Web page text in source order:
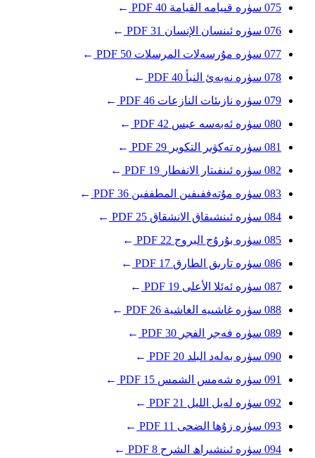
075 سۈرە قىيامە القيامة 40
PDF
→
076 سۈرە ئىنسان الإنسان 31
PDF
→
077 سۈرە مۇرسەلات المرسلات 50
PDF
→
078 سۈرە نەبەئ النبأ 40
PDF
→
079 سۈرە نازىئات النازعات 46
PDF
→
080 سۈرە ئەبەسە عبس 42
PDF
→
081 سۈرە تەكۋىر التكوير 29
PDF
→
082 سۈرە ئىنفىتار الانفطار 19
PDF
→
083 سۈرە مۇتەففىفىن المطففين 36
PDF
→
084 سۈرە ئىنشىقاق الانشقاق 25
PDF
→
085 سۈرە بۇرۇج البروج 22
PDF
→
086 سۈرە تارىق الطارق 17
PDF
→
087 سۈرە ئەئلا الأعلى 19
PDF
→
088 سۈرە غاشىيە الغاشية 26
PDF
→
089 سۈرە فەجر الفجر 30
PDF
→
090 سۈرە بەلەد البلد 20
PDF
→
091 سۈرە شەمس الشمس 15
PDF
→
092 سۈرە لەيل الليل 21
PDF
→
093 سۈرە زۇھا الضحى 11
PDF
→
094 سۈرە ئىنشىراھ الشرح 8
PDF
→